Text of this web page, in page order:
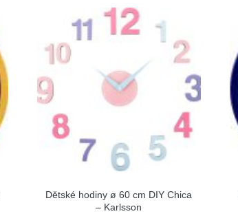
Dětské hodiny ø 60 cm DIY Chica
– Karlsson